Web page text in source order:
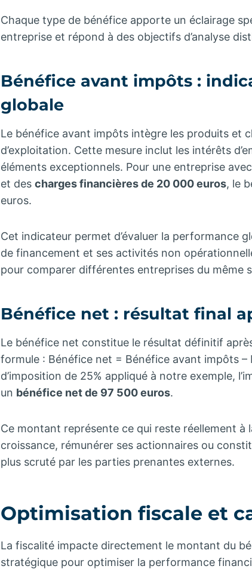
Chaque type de bénéfice apporte un éclairage
entreprise et répond à des objectifs d’analyse
Bénéfice avant impôts :
globale
Le bénéfice avant impôts intègre les produits et
d’exploitation. Cette mesure inclut les intérêts
éléments exceptionnels. Pour une entreprise
et des charges financières de 20 000 euros, le
euros.
Cet indicateur permet d’évaluer la performance
de financement et ses activités non
pour comparer différentes entreprises du même
Bénéfice net : résultat final
Le bénéfice net constitue le résultat définitif
formule : Bénéfice net = Bénéfice avant impôts
d’imposition de 25% appliqué à notre exemple,
un bénéfice net de 97 500 euros.
Ce montant représente ce qui reste réellement à
croissance, rémunérer ses actionnaires ou
plus scruté par les parties prenantes externes.
Optimisation fiscale et
La fiscalité impacte directement le montant du
stratégique pour optimiser la performance